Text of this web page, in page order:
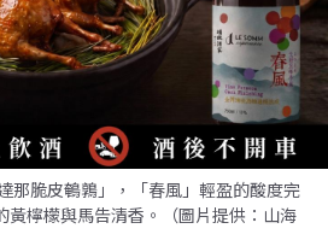
那脆皮鵪鶉」，「春風」輕盈的酸度完
黃檸檬與馬告清香。（圖片提供：山海